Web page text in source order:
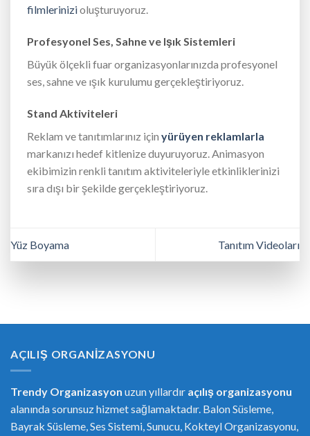
filmlerinizioluşturuyoruz.
Profesyonel Ses, Sahne ve Işık Sistemleri
Büyük ölçekli fuar organizasyonlarınızda profesyonel
ses, sahne ve ışık kurulumu gerçekleştiriyoruz.
Stand Aktiviteleri
Reklam ve tanıtımlarınız için yürüyen reklamlarla
markanızı hedef kitlenize duyuruyoruz. Animasyon
ekibimizin renkli tanıtım aktiviteleriyle etkinliklerinizi
sıra dışı bir şekilde gerçekleştiriyoruz.
Yüz Boyama Tanıtım Videoları
AÇILIŞ ORGANIZASYONU
Trendy Organizasyon uzun yıllardır açılış organizasyonu
alanında sorunsuz hizmet sağlamaktadır. Balon Süsleme,
Bayrak Süsleme, Ses Sistemi, Sunucu, Kokteyl Organizasyonu,